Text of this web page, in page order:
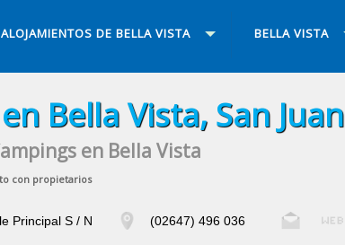
ALOJAMIENTOS DE BELLA VISTA BELLA VISTA
Bella Vista, San Juan
en Bella Vista
con propietarios
Principal S / N (02647) 496 036